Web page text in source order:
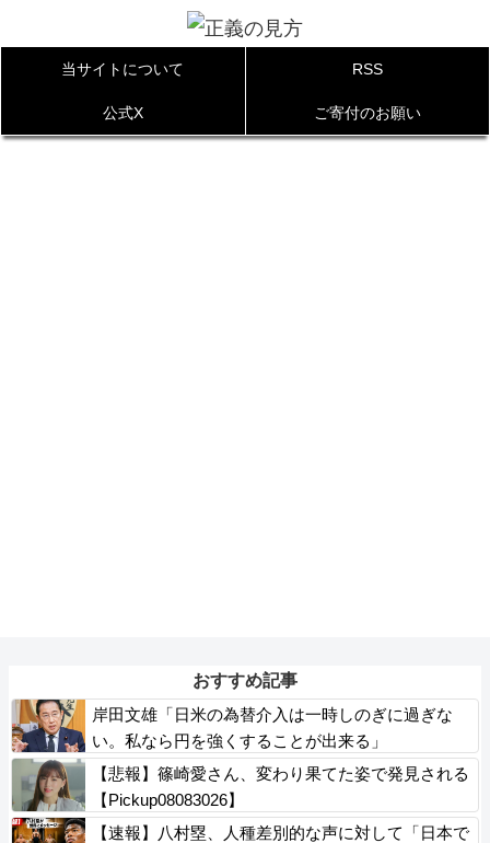
当サイトについて RSS
公式X ご寄付のお願い
おすすめ記事
岸田文雄「日米の為替介入は一時しのぎに過ぎな
い。私なら円を強くすることが出来る」
【悲報】篠崎愛さん、変わり果てた姿で発見される
【Pickup08083026】
【速報】八村塁、人種差別的な声に対して「日本で